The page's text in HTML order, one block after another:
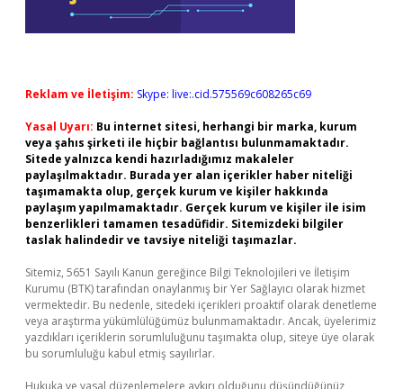
Reklam ve İletişim: Skype: live:.cid.575569c608265c69
Yasal Uyarı: Bu internet sitesi, herhangi bir marka, kurum
veya şahıs şirketi ile hiçbir bağlantısı bulunmamaktadır.
Sitede yalnızca kendi hazırladığımız makaleler
paylaşılmaktadır. Burada yer alan içerikler haber niteliği
taşımamakta olup, gerçek kurum ve kişiler hakkında
paylaşım yapılmamaktadır. Gerçek kurum ve kişiler ile isim
benzerlikleri tamamen tesadüfidir. Sitemizdeki bilgiler
taslak halindedir ve tavsiye niteliği taşımazlar.
Sitemiz, 5651 Sayılı Kanun gereğince Bilgi Teknolojileri ve İletişim
Kurumu (BTK) tarafından onaylanmış bir Yer Sağlayıcı olarak hizmet
vermektedir. Bu nedenle, sitedeki içerikleri proaktif olarak denetleme
veya araştırma yükümlülüğümüz bulunmamaktadır. Ancak, üyelerimiz
yazdıkları içeriklerin sorumluluğunu taşımakta olup, siteye üye olarak
bu sorumluluğu kabul etmiş sayılırlar.
Hukuka ve yasal düzenlemelere aykırı olduğunu düşündüğünüz